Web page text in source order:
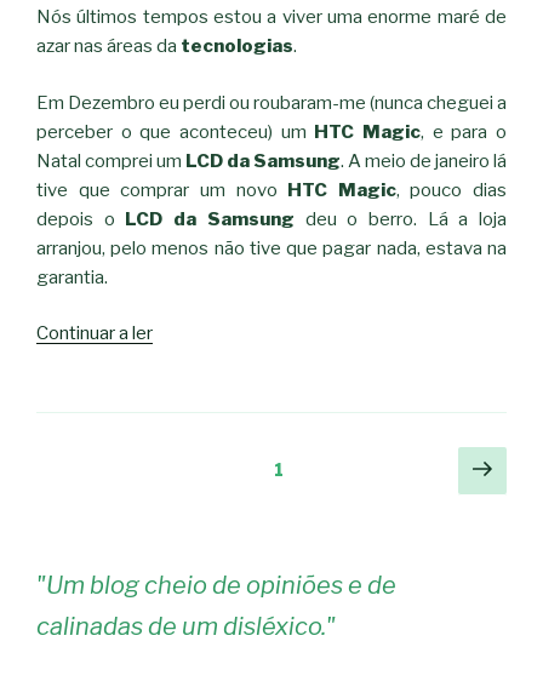
geek
II”
Nós últimos tempos estou a viver uma enorme maré de
azar nas áreas da tecnologias.
Em Dezembro eu perdi ou roubaram-me (nunca cheguei a
perceber o que aconteceu) um HTC Magic, e para o
Natal comprei um LCD da Samsung. A meio de janeiro lá
tive que comprar um novo HTC Magic, pouco dias
depois o LCD da Samsung deu o berro. Lá a loja
arranjou, pelo menos não tive que pagar nada, estava na
garantia.
Continuar a ler“Isto
faz
1
"Um blog cheio de opiniões e de
calinadas de um disléxico."